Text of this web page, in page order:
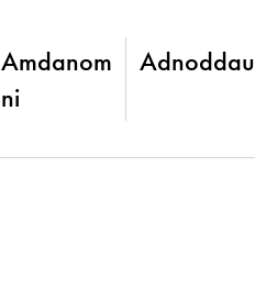
Amdanom
ni
Adnoddau